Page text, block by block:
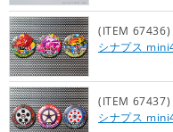
(ITEM 67436)
シナプス
(ITEM 67437)
シナプス